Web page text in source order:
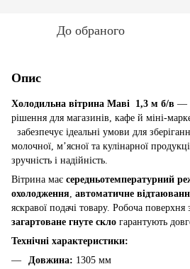
До обраного
Опис
Холодильна вітрина Маві 1,3 м б/в —
рішення для магазинів, кафе й міні-
забезпечує ідеальні умови для
молочної, м’ясної та кулінарної
зручність і надійність.
Вітрина має середньотемпературний
охолодження автоматичне
яскравої подачі товару. Робоча поверхня
загартоване гнуте скло гарантують
Технічні характеристики:
Довжина: 1305 мм